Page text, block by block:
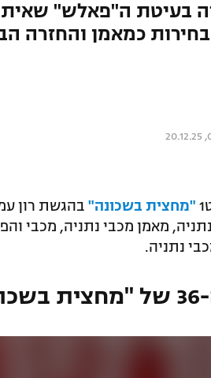
בעיטת ה"פאלש"
כמאמן והחזרה
"מחצית בשכונה"
מאמן מכבי נתניה, מכבי
נתניה.